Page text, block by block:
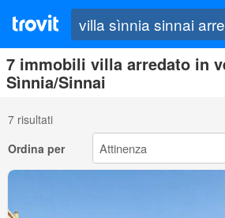
7 immobili villa arredato in
Sìnnia/Sinnai
7 risultati
Ordina per